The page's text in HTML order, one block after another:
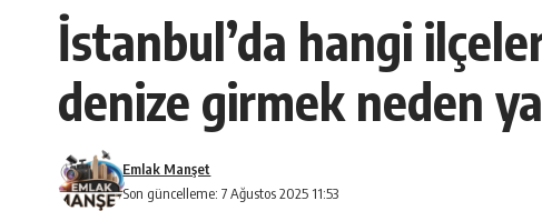
İstanbul’da hangi
denize girmek neden
Son güncelleme: 7 Ağustos 2025 11:53
Emlak Manşet